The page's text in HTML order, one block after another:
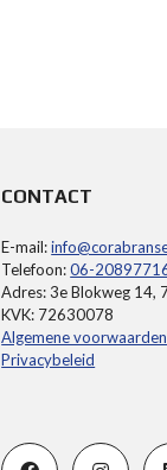
CONTACT
E-mail:
Telefoon:06-
Adres: 3e Blokweg 14,
KVK: 72630078
Algemene voorwaarden
Privacybeleid